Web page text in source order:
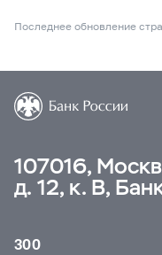
Последнее обновление
107016,
д. 12, к. В,
300